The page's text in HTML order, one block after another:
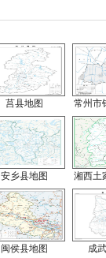
莒县地图 常州市
安乡县地图 湘西土
闽侯县地图 成